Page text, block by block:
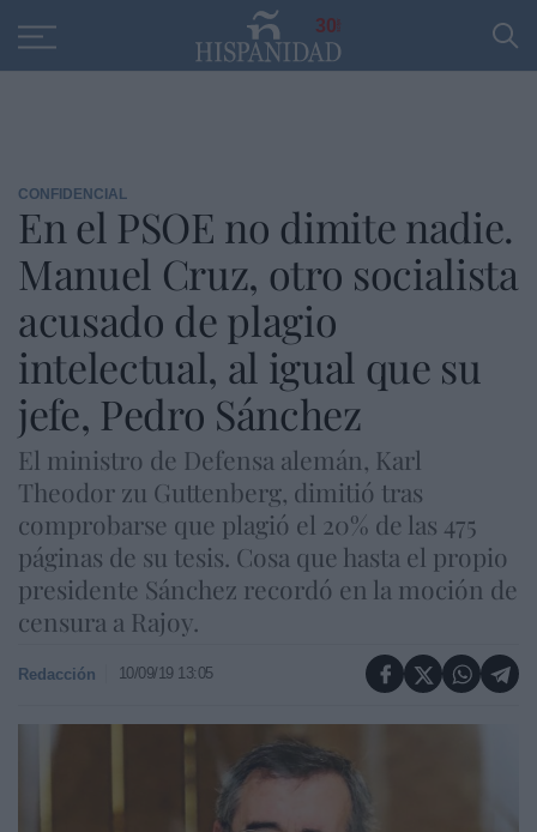
30
CONFIDENCIAL
En el PSOE no dimite nadie.
Manuel Cruz, otro socialista
acusado de plagio
intelectual, al igual que su
jefe, Pedro Sánchez
El ministro de Defensa alemán, Karl
Theodor zu Guttenberg, dimitió tras
comprobarse que plagió el 20% de las 475
páginas de su tesis. Cosa que hasta el propio
presidente Sánchez recordó en la moción de
censura a Rajoy.
Redacción 10/09/19 13:05